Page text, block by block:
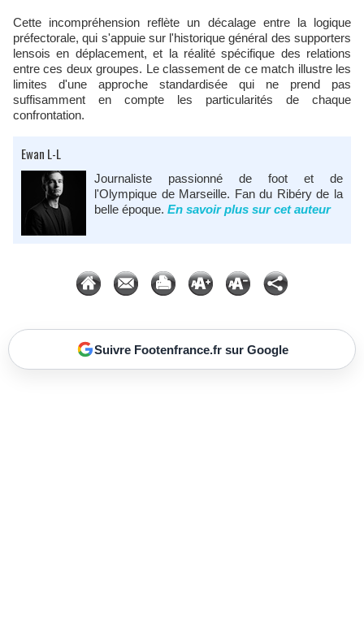
Cette incompréhension reflète un décalage entre la logique
préfectorale, qui s'appuie sur l'historique général des supporters
lensois en déplacement, et la réalité spécifique des relations
entre ces deux groupes. Le classement de ce match illustre les
limites d'une approche standardisée qui ne prend pas
suffisamment en compte les particularités de chaque
confrontation.
Ewan L-L
Journaliste passionné de foot et de
l'Olympique de Marseille. Fan du Ribéry de la
belle époque. En savoir plus sur cet auteur
Suivre Footenfrance.fr sur Google